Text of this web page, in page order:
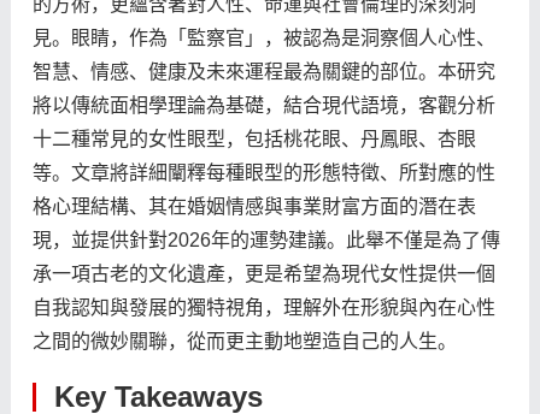
的方術，更蘊含著對人性、命運與社會倫理的深刻洞
見。眼睛，作為「監察官」，被認為是洞察個人心性、
智慧、情感、健康及未來運程最為關鍵的部位。本研究
將以傳統面相學理論為基礎，結合現代語境，客觀分析
十二種常見的女性眼型，包括桃花眼、丹鳳眼、杏眼
等。文章將詳細闡釋每種眼型的形態特徵、所對應的性
格心理結構、其在婚姻情感與事業財富方面的潛在表
現，並提供針對2026年的運勢建議。此舉不僅是為了傳
承一項古老的文化遺產，更是希望為現代女性提供一個
自我認知與發展的獨特視角，理解外在形貌與內在心性
之間的微妙關聯，從而更主動地塑造自己的人生。
Key Takeaways